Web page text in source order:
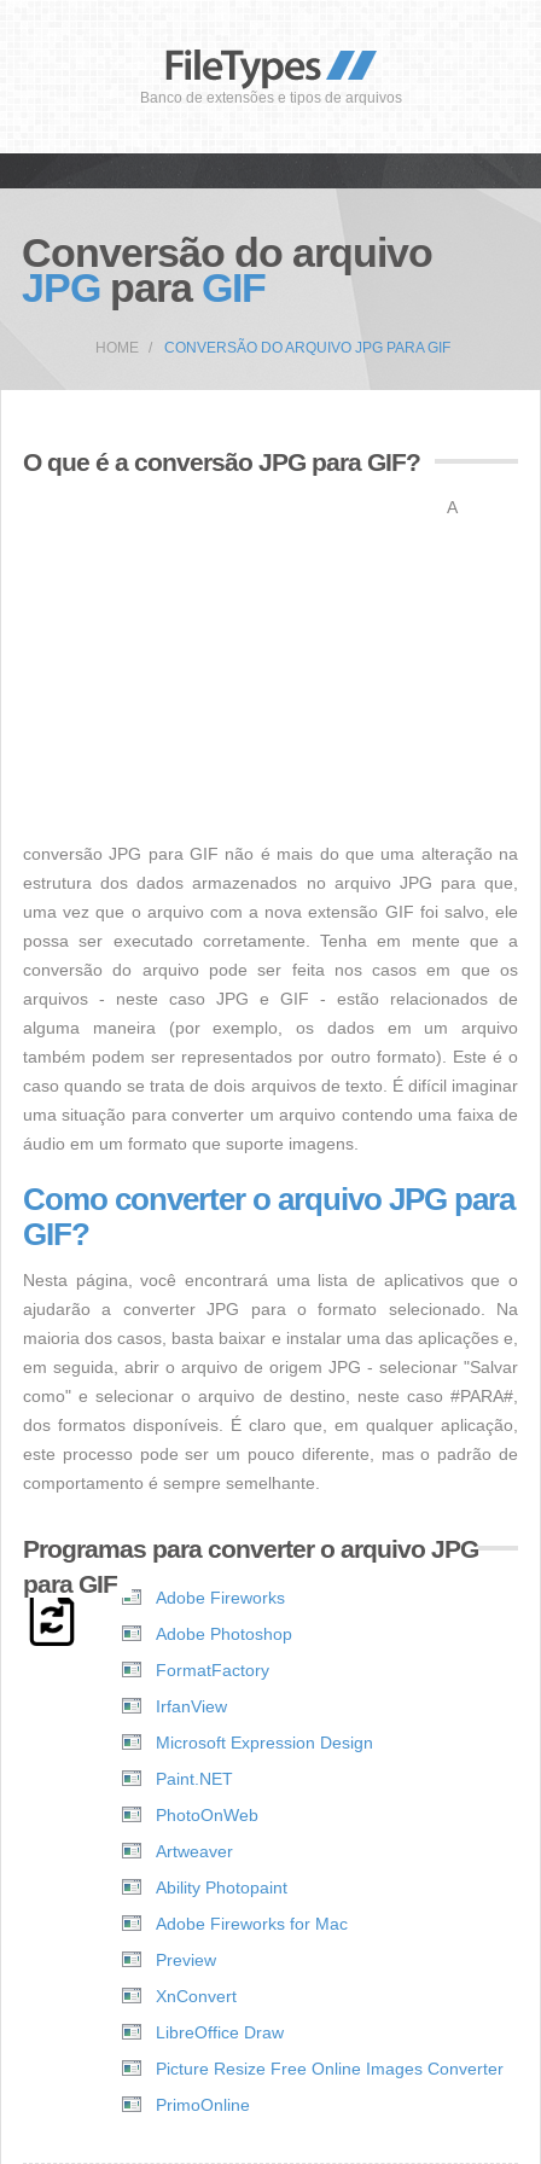
Banco de extensões e tipos de arquivos
Conversão do arquivo
JPG para GIF
HOME CONVERSÃO DO ARQUIVO JPG PARA GIF
O que é a conversão JPG para GIF?
A
conversão JPG para GIF não é mais do que uma alteração na
estrutura dos dados armazenados no arquivo JPG para que,
uma vez que o arquivo com a nova extensão GIF foi salvo, ele
possa ser executado corretamente. Tenha em mente que a
conversão do arquivo pode ser feita nos casos em que os
arquivos - neste caso JPG e GIF - estão relacionados de
alguma maneira (por exemplo, os dados em um arquivo
também podem ser representados por outro formato). Este é o
caso quando se trata de dois arquivos de texto. É difícil imaginar
uma situação para converter um arquivo contendo uma faixa de
áudio em um formato que suporte imagens.
Como converter o arquivo JPG para
GIF?
Nesta página, você encontrará uma lista de aplicativos que o
ajudarão a converter JPG para o formato selecionado. Na
maioria dos casos, basta baixar e instalar uma das aplicações e,
em seguida, abrir o arquivo de origem JPG - selecionar "Salvar
como" e selecionar o arquivo de destino, neste caso #PARA#,
dos formatos disponíveis. É claro que, em qualquer aplicação,
este processo pode ser um pouco diferente, mas o padrão de
comportamento é sempre semelhante.
Programas para converter o arquivo JPG
para GIF
Adobe Fireworks
Adobe Photoshop
FormatFactory
IrfanView
Microsoft Expression Design
Paint.NET
PhotoOnWeb
Artweaver
Ability Photopaint
Adobe Fireworks for Mac
Preview
XnConvert
LibreOffice Draw
Picture Resize Free Online Images Converter
PrimoOnline